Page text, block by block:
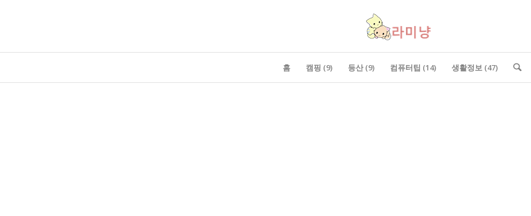
홈 캠핑 (9) 등산 (9) 컴퓨터팁 (14) 생활정보 (47)